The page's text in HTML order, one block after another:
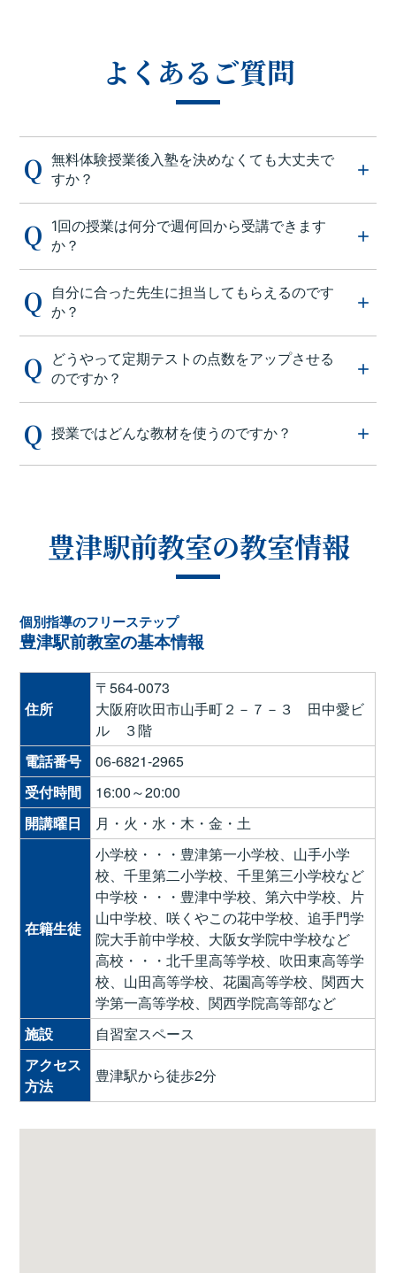
よくあるご質問
無料体験授業後入塾を決めなくても大丈夫で
すか？
1回の授業は何分で週何回から受講できます
か？
自分に合った先生に担当してもらえるのです
か？
どうやって定期テストの点数をアップさせる
のですか？
授業ではどんな教材を使うのですか？
豊津駅前教室の教室情報
個別指導のフリーステップ
豊津駅前教室の基本情報
住所
〒564-0073
大阪府吹田市山手町２－７－３ 田中愛ビ
ル ３階
電話番号
06-6821-2965
受付時間
16:00～20:00
開講曜日
月・火・水・木・金・土
在籍生徒
小学校・・・豊津第一小学校、山手小学
校、千里第二小学校、千里第三小学校など
中学校・・・豊津中学校、第六中学校、片
山中学校、咲くやこの花中学校、追手門学
院大手前中学校、大阪女学院中学校など
高校・・・北千里高等学校、吹田東高等学
校、山田高等学校、花園高等学校、関西大
学第一高等学校、関西学院高等部など
施設
自習室スペース
アクセス
方法
豊津駅から徒歩2分